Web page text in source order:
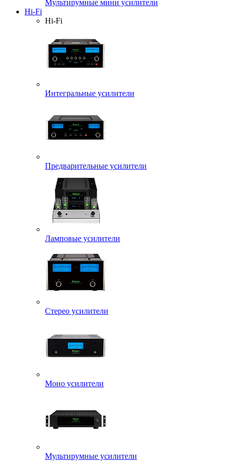
Мультирумные мини усилители
Hi-Fi
Hi-Fi
Интегральные усилители
Предварительные усилители
Ламповые усилители
Стерео усилители
Моно усилители
Мультирумные усилители